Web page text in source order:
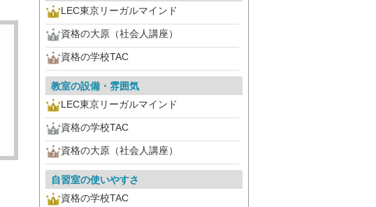
LEC東京リーガルマインド
資格の大原（社会人講座）
資格の学校TAC
教室の設備・雰囲気
LEC東京リーガルマインド
資格の学校TAC
資格の大原（社会人講座）
自習室の使いやすさ
資格の学校TAC